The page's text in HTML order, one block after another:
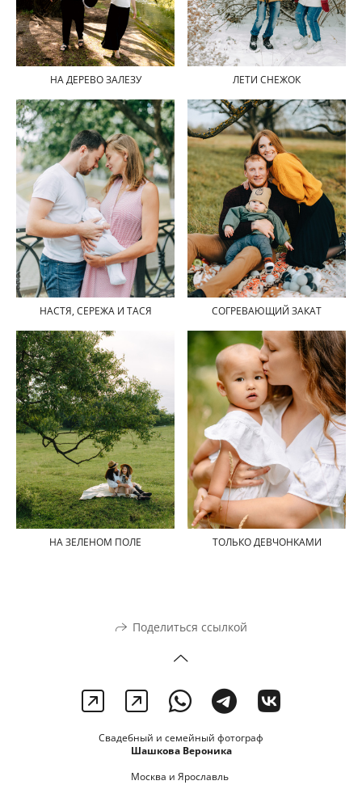
НА ДЕРЕВО ЗАЛЕЗУ ЛЕТИ СНЕЖОК
НАСТЯ, СЕРЕЖА И ТАСЯ СОГРЕВАЮЩИЙ ЗАКАТ
НА ЗЕЛЕНОМ ПОЛЕ ТОЛЬКО ДЕВЧОНКАМИ
Поделиться ссылкой
Свадебный и семейный фотограф
Шашкова Вероника
Москва и Ярославль